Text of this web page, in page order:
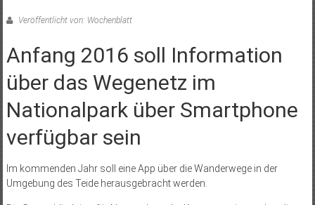
Veröffentlicht von: Wochenblatt
Anfang 2016 soll Information
über das Wegenetz im
Nationalpark über Smartphone
verfügbar sein
Im kommenden Jahr soll eine App über die Wanderwege in der
Umgebung des Teide herausgebracht werden.